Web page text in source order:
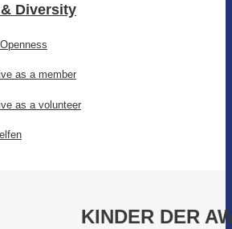
Diversity
as a member
as a volunteer
KINDER DER